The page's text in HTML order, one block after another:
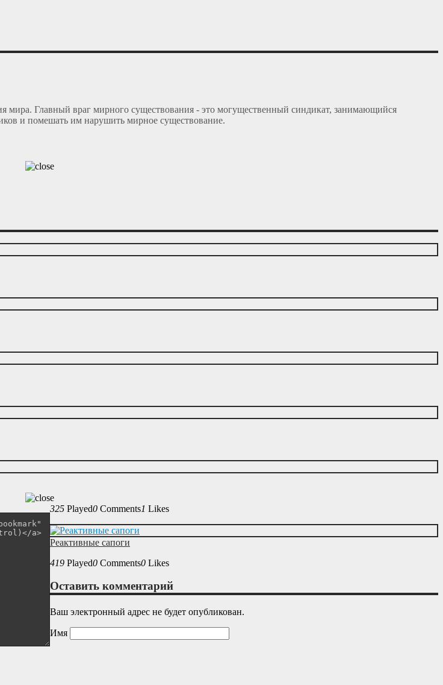
Главный враг мирного существования - это могущественный синдикат, занимающийся
и помешать им нарушить мирное существование.
325 Played0 Comments1 Likes
Реактивные сапоги
419 Played0 Comments0 Likes
Оставить комментарий
Ваш электронный адрес не будет опубликован.
Имя